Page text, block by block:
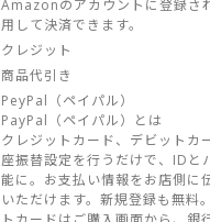
Amazonのアカウントに登録さ
用して決済できます。
クレジット
商品代引き
PeyPal（ペイパル）
PayPal（ペイパル）とは
クレジットカード、デビットカ
座振替設定を行うだけで、IDと
能に。お支払い情報をお店側に
いただけます。新規登録も無料